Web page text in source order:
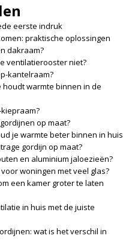
eerste indruk
praktische oplossingen
dakraam?
ventilatierooster niet?
kantelraam?
warmte binnen in de
op maat?
je warmte beter binnen in huis
gordijn op maat?
en aluminium jaloezieën?
woningen met veel glas?
een kamer groter te laten
in huis met de juiste
wat is het verschil in